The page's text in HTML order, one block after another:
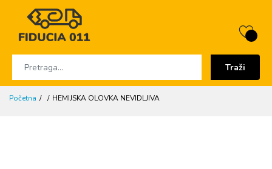
Traži
Početna HEMIJSKA OLOVKA NEVIDLJIVA